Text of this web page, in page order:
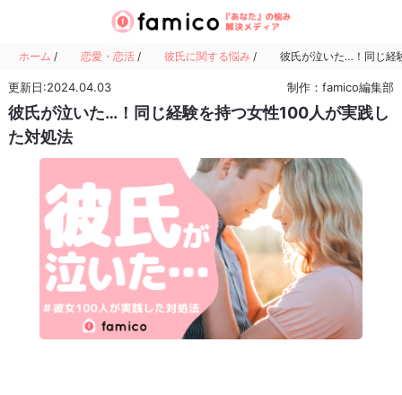
ホーム / 恋愛・恋活 / 彼氏に関する悩み / 彼氏が泣いた…！同じ経
更新日:2024.04.03 制作：famico編集部
彼氏が泣いた…！同じ経験を持つ女性100人が実践し
た対処法